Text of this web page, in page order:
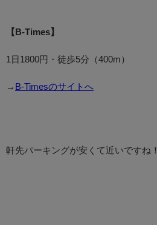
【B-Times】
1日1800円・徒歩5分（400m）
→ B-Timesのサイトへ
軒先パーキングが安くて近いですね！